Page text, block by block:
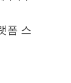
폼 스